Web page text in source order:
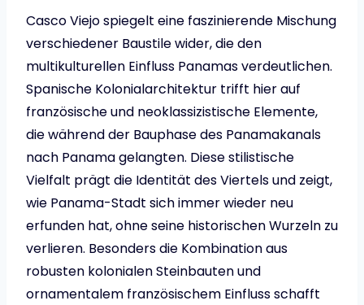
Casco Viejo spiegelt eine faszinierende Mischung
verschiedener Baustile wider, die den
multikulturellen Einfluss Panamas verdeutlichen.
Spanische Kolonialarchitektur trifft hier auf
französische und neoklassizistische Elemente,
die während der Bauphase des Panamakanals
nach Panama gelangten. Diese stilistische
Vielfalt prägt die Identität des Viertels und zeigt,
wie Panama-Stadt sich immer wieder neu
erfunden hat, ohne seine historischen Wurzeln zu
verlieren. Besonders die Kombination aus
robusten kolonialen Steinbauten und
ornamentalem französischem Einfluss schafft